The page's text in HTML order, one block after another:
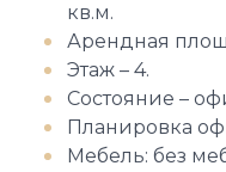
кв.м.
Арендная
Этаж – 4.
Состояние –
Планировка
Мебель: без